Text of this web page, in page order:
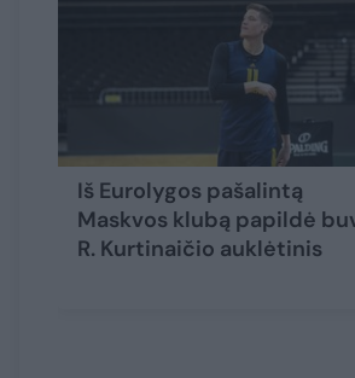
Iš Eurolygos pašalintą
Maskvos klubą papildė
R. Kurtinaičio auklėtinis